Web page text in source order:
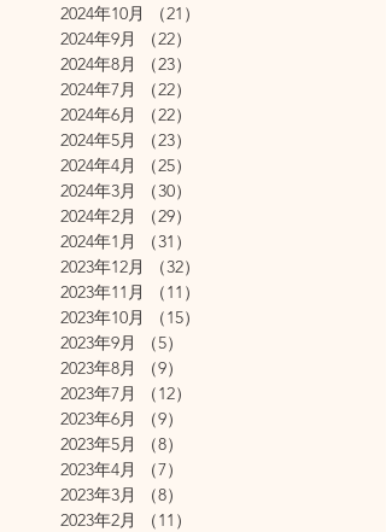
2024年10月
（21）
2024年9月
（22）
2024年8月
（23）
2024年7月
（22）
2024年6月
（22）
2024年5月
（23）
2024年4月
（25）
2024年3月
（30）
2024年2月
（29）
2024年1月
（31）
2023年12月
（32）
2023年11月
（11）
2023年10月
（15）
2023年9月
（5）
2023年8月
（9）
2023年7月
（12）
2023年6月
（9）
2023年5月
（8）
2023年4月
（7）
2023年3月
（8）
2023年2月
（11）